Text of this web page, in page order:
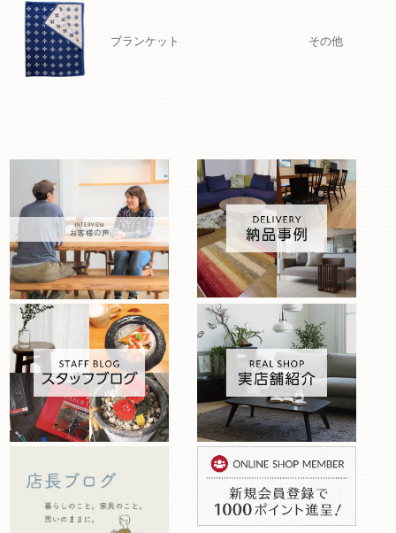
ブランケット その他